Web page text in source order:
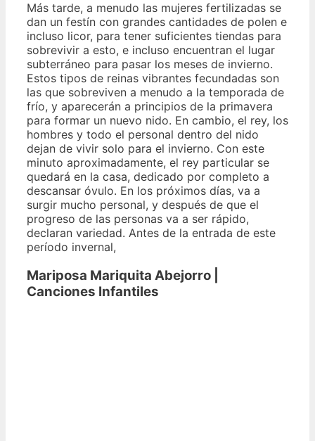
Más tarde, a menudo las mujeres fertilizadas se
dan un festín con grandes cantidades de polen e
incluso licor, para tener suficientes tiendas para
sobrevivir a esto, e incluso encuentran el lugar
subterráneo para pasar los meses de invierno.
Estos tipos de reinas vibrantes fecundadas son
las que sobreviven a menudo a la temporada de
frío, y aparecerán a principios de la primavera
para formar un nuevo nido. En cambio, el rey, los
hombres y todo el personal dentro del nido
dejan de vivir solo para el invierno. Con este
minuto aproximadamente, el rey particular se
quedará en la casa, dedicado por completo a
descansar óvulo. En los próximos días, va a
surgir mucho personal, y después de que el
progreso de las personas va a ser rápido,
declaran variedad. Antes de la entrada de este
período invernal,
Mariposa Mariquita Abejorro |
Canciones Infantiles